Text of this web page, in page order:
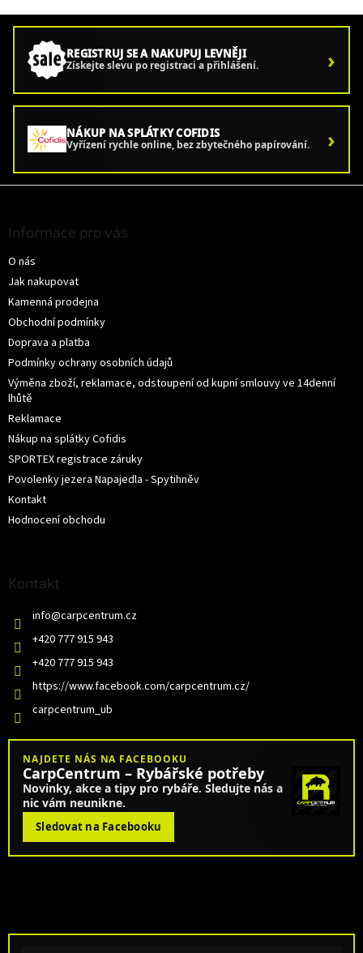
l
d
a
í
p
r
v
y
v
REGISTRUJ SE A NAKUPUJ LEVNĚJI
Získejte slevu po registraci a přihlášení. ›
NÁKUP NA SPLÁTKY COFIDIS
Vyřízení rychle online, bez zbytečného papírování. ›
Informace pro vás
O nás
Jak nakupovat
Kamenná prodejna
Obchodní podmínky
Doprava a platba
Podmínky ochrany osobních údajů
Výměna zboží, reklamace, odstoupení od kupní smlouvy ve 14denní
lhůtě
Reklamace
Nákup na splátky Cofidis
SPORTEX registrace záruky
Povolenky jezera Napajedla - Spytihněv
Kontakt
Hodnocení obchodu
Kontakt
info@carpcentrum.cz
+420 777 915 943
+420 777 915 943
https://www.facebook.com/carpcentrum.cz/
carpcentrum_ub
NAJDETE NÁS NA FACEBOOKU
CarpCentrum – Rybářské potřeby
Novinky, akce a tipy pro rybáře. Sledujte nás a
nic vám neunikne.
Sledovat na Facebooku